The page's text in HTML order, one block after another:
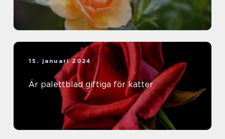
15. januari 2024
Är palettblad giftiga för katter